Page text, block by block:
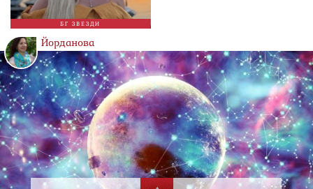
БГ ЗВЕЗДИ
Йорданова